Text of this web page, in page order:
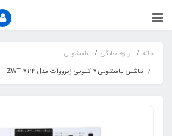
خانه لوازم خانگی
لباسشویی
ماشین لباسشویی ۷ کیلویی زیرووات مدل ZWT-7114